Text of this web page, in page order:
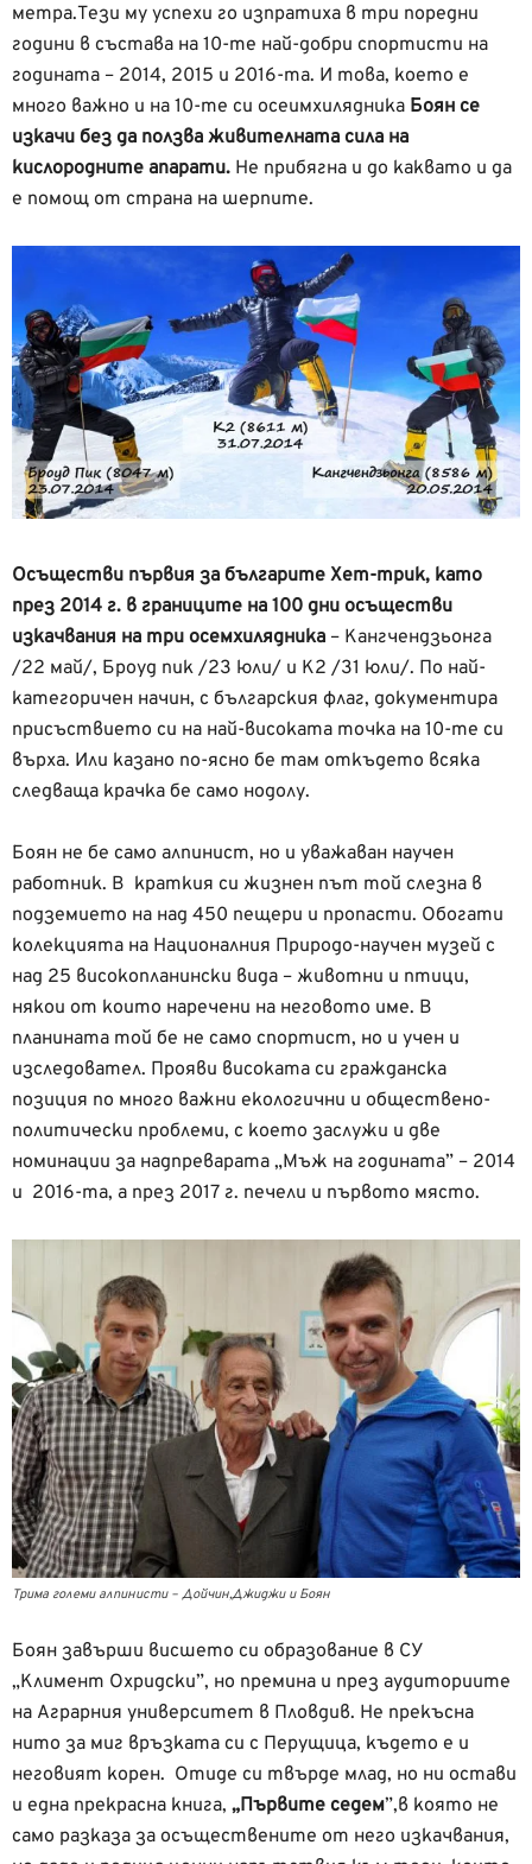
метра.Тези му успехи го изпратиха в три поредни
години в състава на 10-те най-добри спортисти на
годината – 2014, 2015 и 2016-та. И това, което е
много важно и на 10-те си осеимхилядника Боян се
изкачи без да ползва живителната сила на
кислородните апарати. Не прибягна и до каквато и да
е помощ от страна на шерпите.
Осъществи първия за българите Хет-трик, като
през 2014 г. в границите на 100 дни осъществи
изкачвания на три осемхилядника – Кангчендзьонга
/22 май/, Броуд пик /23 юли/ и К2 /31 юли/. По най-
категоричен начин, с българския флаг, документира
присъствието си на най-високата точка на 10-те си
върха. Или казано по-ясно бе там откъдето всяка
следваща крачка бе само нодолу.
Боян не бе само алпинист, но и уважаван научен
работник. В краткия си жизнен път той слезна в
подземието на над 450 пещери и пропасти. Обогати
колекцията на Националния Природо-научен музей с
над 25 високопланински вида – животни и птици,
някои от които наречени на неговото име. В
планината той бе не само спортист, но и учен и
изследовател. Прояви високата си гражданска
позиция по много важни екологични и обществено-
политически проблеми, с което заслужи и две
номинации за надпреварата „Мъж на годината” – 2014
и 2016-та, а през 2017 г. печели и първото място.
Трима големи алпинисти – Дойчин,Джиджи и Боян
Боян завърши висшето си образование в СУ
„Климент Охридски”, но премина и през аудиториите
на Аграрния университет в Пловдив. Не прекъсна
нито за миг връзката си с Перущица, където е и
неговият корен. Отиде си твърде млад, но ни остави
и една прекрасна книга, „Първите седем”,в която не
само разказа за осъществените от него изкачвания,